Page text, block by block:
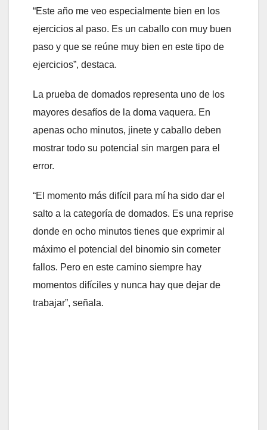
“Este año me veo especialmente bien en los
ejercicios al paso. Es un caballo con muy buen
paso y que se reúne muy bien en este tipo de
ejercicios”, destaca.
La prueba de domados representa uno de los
mayores desafíos de la doma vaquera. En
apenas ocho minutos, jinete y caballo deben
mostrar todo su potencial sin margen para el
error.
“El momento más difícil para mí ha sido dar el
salto a la categoría de domados. Es una reprise
donde en ocho minutos tienes que exprimir al
máximo el potencial del binomio sin cometer
fallos. Pero en este camino siempre hay
momentos difíciles y nunca hay que dejar de
trabajar”, señala.